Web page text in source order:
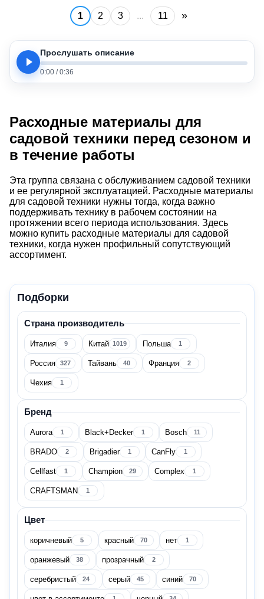
Расходные материалы
Для садовой техники
Цена
Страна производитель
Беларусь
Великобритания
1 2 3 ... 11 »
Прослушать описание
0:00 / 0:36
Расходные материалы для
садовой техники перед сезоном и
в течение работы
Эта группа связана с обслуживанием садовой техники
и ее регулярной эксплуатацией. Расходные материалы
для садовой техники нужны тогда, когда важно
поддерживать технику в рабочем состоянии на
протяжении всего периода использования. Здесь
можно купить расходные материалы для садовой
техники, когда нужен профильный сопутствующий
ассортимент.
Подборки
Страна производитель
Италия 9 Китай 1019 Польша 1
Россия 327 Тайвань 40 Франция 2
Чехия 1
Бренд
Aurora 1 Black+Decker 1 Bosch 11
BRADO 2 Brigadier 1 CanFly 1
Cellfast 1 Champion 29 Complex 1
CRAFTSMAN 1
Цвет
коричневый 5 красный 70 нет 1
оранжевый 38 прозрачный 2
серебристый 24 серый 45 синий 70